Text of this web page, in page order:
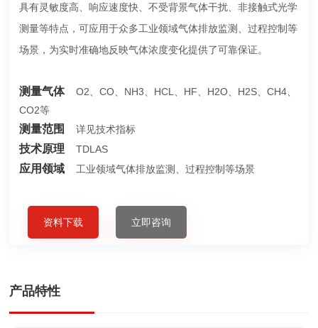
具有灵敏度高、响应速度快、不受背景气体干扰、非接触式光学
测量等特点，可应用于众多工业领域气体排放监测、过程控制等
场景，为实时准确地反映气体浓度变化提供了可靠保证。
测量气体
O2、CO、NH3、HCL、HF、H2O、H2S、CH4、
CO2等
测量范围 详见技术指标
技术原理 TDLAS
应用领域 工业领域气体排放监测、过程控制等场景
资料下载 立即咨询
产品特性